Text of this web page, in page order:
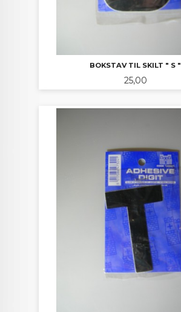
BOKSTAV TIL SKILT " S "
Pris
25,00